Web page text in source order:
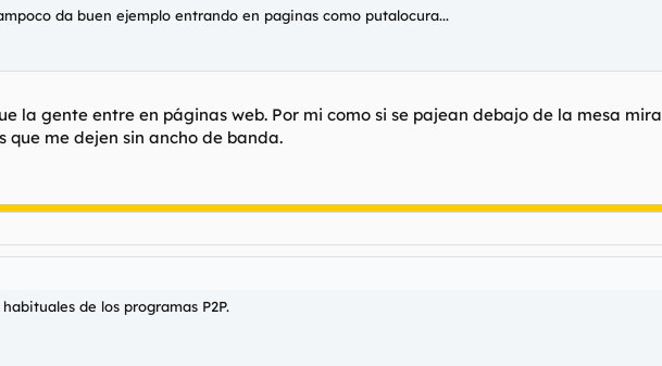
da buen ejemplo entrando en paginas como putalocura...
la gente entre en páginas web. Por mi como si se pajean debajo de la mesa
que me dejen sin ancho de banda.
de los programas P2P.